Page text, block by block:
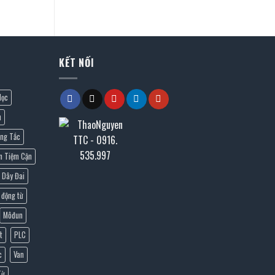
Tắc
Tiệm Cận
Dây Đai
từ
Môđun
PLC
Van
KẾT NỐI